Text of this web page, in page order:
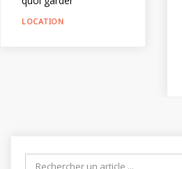
LOCATION
Rechercher